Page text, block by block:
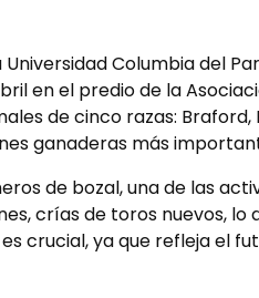
Columbia del
en el predio de la
de cinco razas:
ganaderas más
de bozal, una de las
crías de toros nuevos,
crucial, ya que refleja el